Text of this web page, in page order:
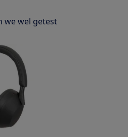
we wel getest